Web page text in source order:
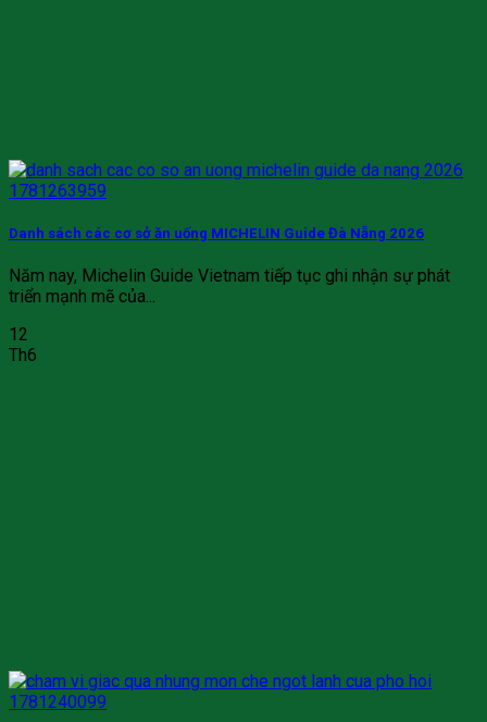
Danh sách các cơ sở ăn uống MICHELIN Guide Đà Nẵng 2026
Năm nay, Michelin Guide Vietnam tiếp tục ghi nhận sự phát
triển mạnh mẽ của...
12
Th6